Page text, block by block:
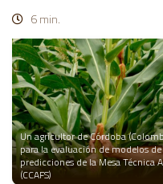
6 min.
Un agricultor de Córdoba
para la evaluación de modelos
predicciones de la Mesa Técnica
(CCAFS)